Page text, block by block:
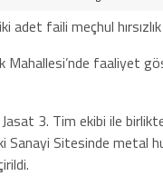
adet faili meçhul hırsızlık
faaliyet
3. Tim ekibi ile
Sitesinde metal